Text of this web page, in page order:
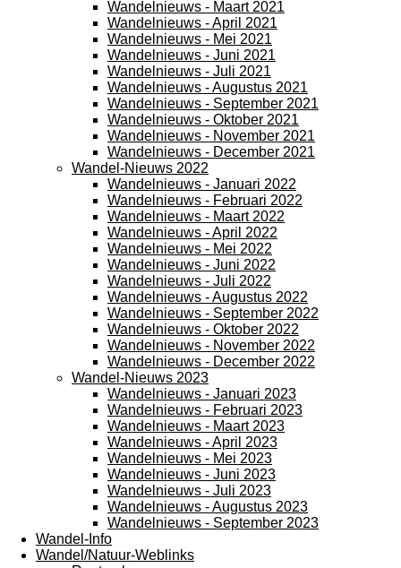
Wandelnieuws - Maart 2021
Wandelnieuws - April 2021
Wandelnieuws - Mei 2021
Wandelnieuws - Juni 2021
Wandelnieuws - Juli 2021
Wandelnieuws - Augustus 2021
Wandelnieuws - September 2021
Wandelnieuws - Oktober 2021
Wandelnieuws - November 2021
Wandelnieuws - December 2021
Wandel-Nieuws 2022
Wandelnieuws - Januari 2022
Wandelnieuws - Februari 2022
Wandelnieuws - Maart 2022
Wandelnieuws - April 2022
Wandelnieuws - Mei 2022
Wandelnieuws - Juni 2022
Wandelnieuws - Juli 2022
Wandelnieuws - Augustus 2022
Wandelnieuws - September 2022
Wandelnieuws - Oktober 2022
Wandelnieuws - November 2022
Wandelnieuws - December 2022
Wandel-Nieuws 2023
Wandelnieuws - Januari 2023
Wandelnieuws - Februari 2023
Wandelnieuws - Maart 2023
Wandelnieuws - April 2023
Wandelnieuws - Mei 2023
Wandelnieuws - Juni 2023
Wandelnieuws - Juli 2023
Wandelnieuws - Augustus 2023
Wandelnieuws - September 2023
Wandel-Info
Wandel/Natuur-Weblinks